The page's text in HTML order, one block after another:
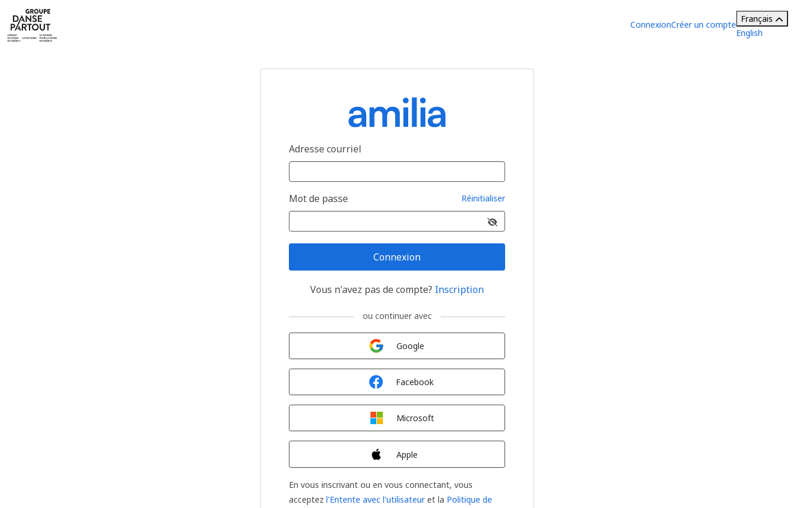
ConnexionCréer un compte
Français
English
Adresse courriel
Mot de passe Réinitialiser
Connexion
Vous n'avez pas de compte? Inscription
ou continuer avec
Google
Facebook
Microsoft
Apple
En vous inscrivant ou en vous connectant, vous
acceptez l'Entente avec l'utilisateuret la Politique de